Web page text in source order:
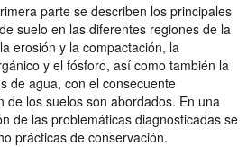
parte se describen los principales
suelo en las diferentes regiones de la
erosión y la compactación, la
y el fósforo, así como también la
de agua, con el consecuente
de los suelos son abordados. En una
de las problemáticas diagnosticadas se
prácticas de conservación.